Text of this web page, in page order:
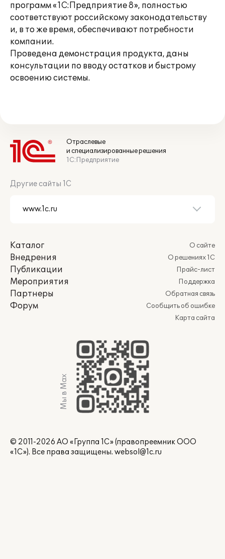
программ «1С:Предприятие 8», полностью
соответствуют российскому законодательству
и, в то же время, обеспечивают потребности
компании.
Проведена демонстрация продукта, даны
консультации по вводу остатков и быстрому
освоению системы.
Отраслевые
и специализированные решения
1С:Предприятие
Другие сайты 1С
Каталог
Внедрения
Публикации
Мероприятия
Партнеры
Форум
О сайте
О решениях 1С
Прайс-лист
Поддержка
Обратная связь
Сообщить об ошибке
Карта сайта
Мы в Max
© 2011-2026 АО «Группа 1С» (правопреемник ООО
«1С»). Все права защищены. websol@1c.ru